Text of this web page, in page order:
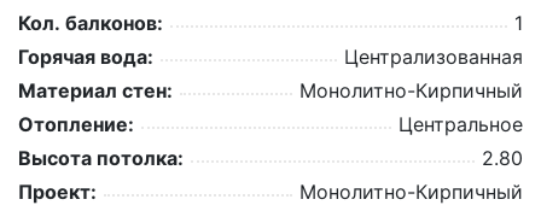
Кол. балконов:
1
Горячая вода:
Централизованная
Материал стен:
Монолитно-Кирпичный
Отопление:
Центральное
Высота потолка:
2.80
Проект:
Монолитно-Кирпичный